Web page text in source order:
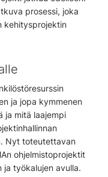
prosessi, joka
kehitysprojektin
ja jopa kymmenen
ja mitä laajempi
Nyt toteutettavan
ohjelmistoprojektit
työkalujen avulla.